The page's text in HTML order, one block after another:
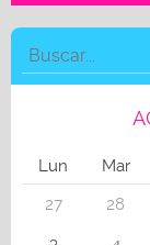
Lun Mar
27
28